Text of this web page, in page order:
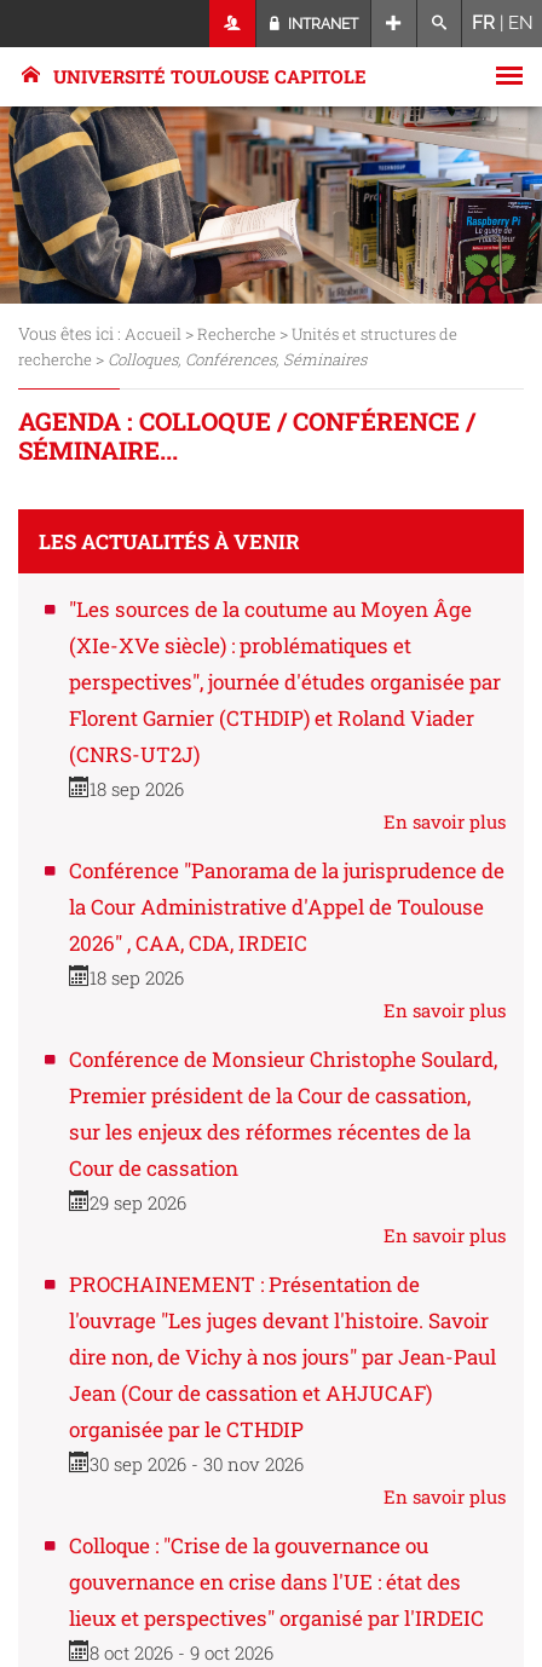
INTRANET FR | EN
UNIVERSITÉ TOULOUSE CAPITOLE
Vous êtes ici : Accueil >Recherche >Unités et structures de
recherche > Colloques, Conférences, Séminaires
AGENDA : COLLOQUE / CONFÉRENCE /
SÉMINAIRE...
LES ACTUALITÉS À VENIR
"Les sources de la coutume au Moyen Âge
(XIe-XVe siècle) : problématiques et
perspectives", journée d'études organisée par
Florent Garnier (CTHDIP) et Roland Viader
(CNRS-UT2J)
18 sep 2026
En savoir plus
Conférence "Panorama de la jurisprudence de
la Cour Administrative d'Appel de Toulouse
2026" , CAA, CDA, IRDEIC
18 sep 2026
En savoir plus
Conférence de Monsieur Christophe Soulard,
Premier président de la Cour de cassation,
sur les enjeux des réformes récentes de la
Cour de cassation
29 sep 2026
En savoir plus
PROCHAINEMENT : Présentation de
l'ouvrage "Les juges devant l'histoire. Savoir
dire non, de Vichy à nos jours" par Jean-Paul
Jean (Cour de cassation et AHJUCAF)
organisée par le CTHDIP
30 sep 2026 - 30 nov 2026
En savoir plus
Colloque : "Crise de la gouvernance ou
gouvernance en crise dans l'UE : état des
lieux et perspectives" organisé par l'IRDEIC
8 oct 2026 - 9 oct 2026